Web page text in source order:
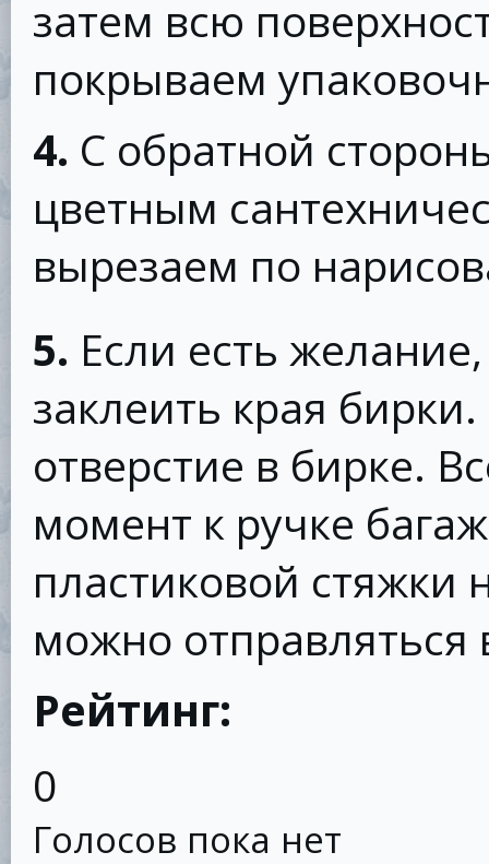
затем всю
покрываем
4. С обратной
цветным
вырезаем по
5. Если есть
заклеить края
отверстие в бирке.
момент к ручке
пластиковой
можно отправляться
Рейтинг:
0
Голосов пока нет